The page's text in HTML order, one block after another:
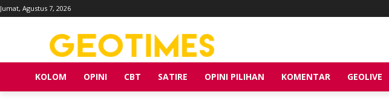
Jumat, Agustus 7, 2026
KOLOM OPINI CBT SATIRE OPINI PILIHAN KOMENTAR GEOLIVE